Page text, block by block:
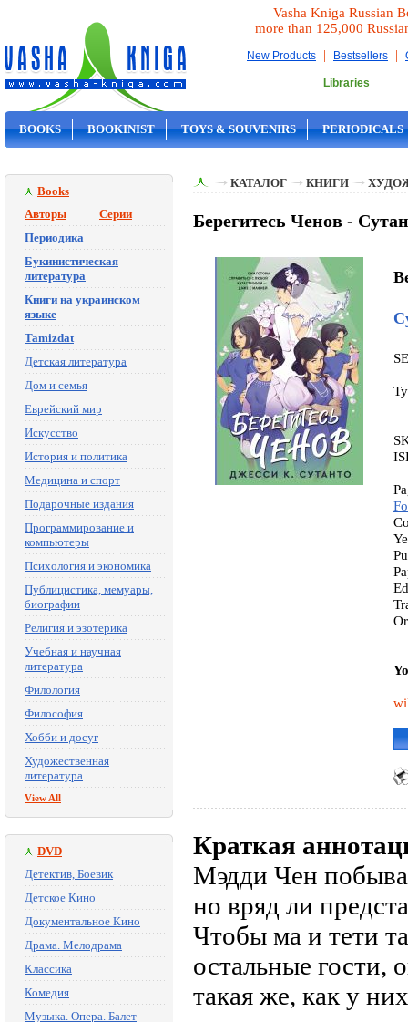
Vasha Kniga Russian
more than 125,000
New Products | Bestsellers |
Libraries
BOOKS BOOKINIST TOYS & SOUVENIRS PERIODICALS
Books
Авторы
Серии
Периодика
Букинистическая
литература
Книги на украинском
языке
Tamizdat
Детская литература
Дом и семья
Еврейский мир
Искусство
История и политика
Медицина и спорт
Подарочные издания
Программирование и
компьютеры
Психология и экономика
Публицистика, мемуары,
биографии
Религия и эзотерика
Учебная и научная
литература
Филология
Философия
Хобби и досуг
Художественная
литература
View All
DVD
Детектив, Боевик
Детское Кино
Документальное Кино
Драма. Мелодрама
Классика
Комедия
Музыка. Опера. Балет
КАТАЛОГ КНИГИ
Берегитесь Ченов -
Краткая
Мэдди Чен
но вряд ли
Чтобы ма и тети
остальные гости,
такая же, как у